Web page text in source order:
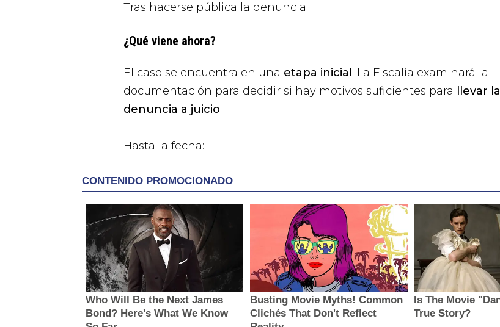
Tras hacerse pública la denuncia:
¿Qué viene ahora?
El caso se encuentra en una etapa inicial . La Fiscalía examinará la
documentación para decidir si hay motivos suficientes para
llevar la
denuncia a juicio.
Hasta la fecha: